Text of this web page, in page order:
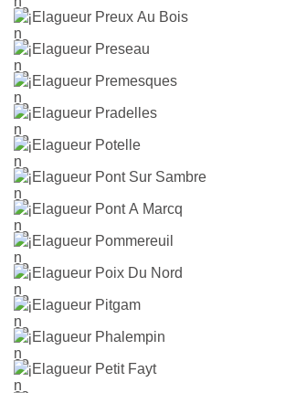
Elagueur Preux Au Bois
Elagueur Preseau
Elagueur Premesques
Elagueur Pradelles
Elagueur Potelle
Elagueur Pont Sur Sambre
Elagueur Pont A Marcq
Elagueur Pommereuil
Elagueur Poix Du Nord
Elagueur Pitgam
Elagueur Phalempin
Elagueur Petit Fayt